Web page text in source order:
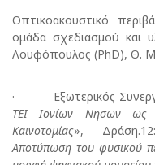
Οπτικοακουστικό
ομάδα σχεδιασμού και
Λουφόπουλος (PhD), Θ.
· Εξωτερικός
ΤΕΙ Ιονίων Νησων ως
Καινοτομίας», Δράση.12:
Αποτύπωση του φυσικού